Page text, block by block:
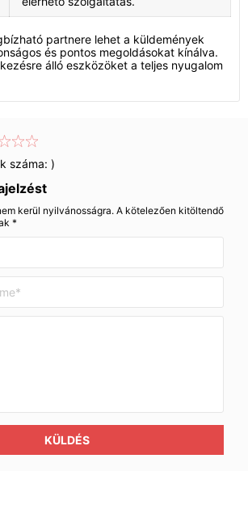
partnere lehet a küldemények
és pontos megoldásokat kínálva.
álló eszközöket a teljes nyugalom
száma: )
kerül nyilvánosságra. A kötelezően kitöltendő
*
KÜLDÉS